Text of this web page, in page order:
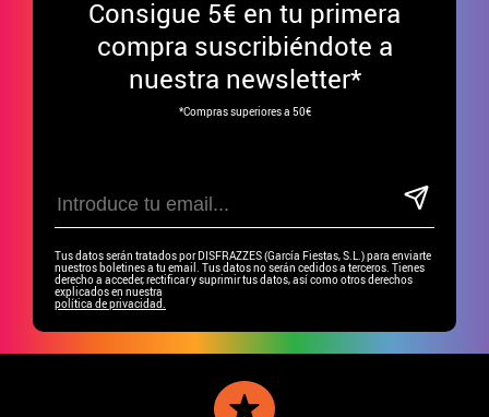
Consigue 5€ en tu primera
compra suscribiéndote a
nuestra newsletter*
*Compras superiores a 50€
Tus datos serán tratados por DISFRAZZES (García Fiestas, S.L.) para enviarte
nuestros boletines a tu email. Tus datos no serán cedidos a terceros. Tienes
derecho a acceder, rectificar y suprimir tus datos, así como otros derechos
explicados en nuestra
política de privacidad.